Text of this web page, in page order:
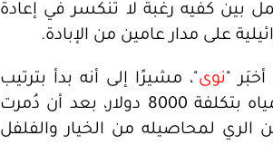
بين كفيه رغبة لا تنكسر في إعادة
على مدار عامين من الإبادة.
"نوى"، مشيرًا إلى أنه بدأ بترتيب
حياته على هذا الأساس. باع مصاغ زوجته وحفر بئرًا للمياه بتكلفة 8000 دولار، بعد أن دُمرت
لمحاصيله من الخيار والفلفل